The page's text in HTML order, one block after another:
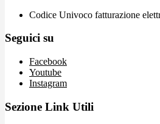
Codice Univoco fatturazione
Seguici su
Facebook
Youtube
Instagram
Sezione Link Utili